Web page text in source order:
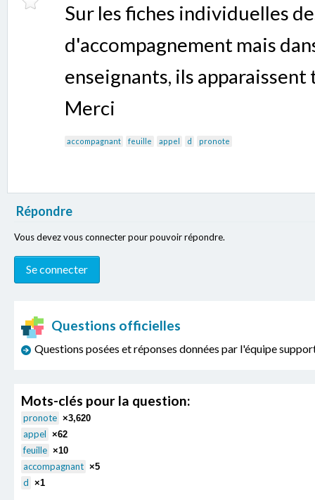
Sur les fiches individuelles
d'accompagnement mais
enseignants, ils
Merci
accompagnant feuille appel d pronote
Répondre
Vous devez vous connecter pour pouvoir répondre.
Questions officielles
Questions posées et réponses données par l'équipe
Mots-clés pour la question:
pronote ×3,620
appel ×62
feuille ×10
accompagnant ×5
d ×1